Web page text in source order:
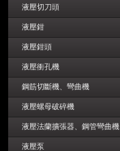
液壓切刀頭
液壓鉗
液壓鉗頭
液壓衝孔機
鋼筋切斷機、彎曲機
液壓螺母破碎機
液壓法蘭擴張器、鋼管彎曲機
液壓泵